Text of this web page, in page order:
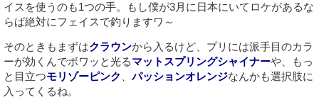
イスを使うのも1つの手。もし僕が3月に日本にいてロケがあるな
らば絶対にフェイスで釣りますワ～
そのときもまずはクラウンから入るけど、プリには派手目のカラ
ーが効くんでボワッと光るマットスプリングシャイナーや、もっ
と目立つモリゾーピンク パッションオレンジなんかも選択肢に
入ってくるね。